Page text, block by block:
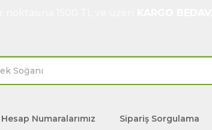
Hesap Numaralarımız Sipariş Sorgulama